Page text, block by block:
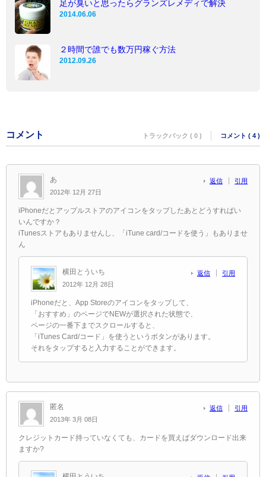
足が臭いと思ったらグランズレメディで解決
2014.06.06
２時間で誰でも数万円稼ぐ方法
2012.09.26
コメント トラックバック ( 0 ) コメント ( 4 )
あ
2012年 12月 27日
返信 引用
iPhoneだとアップルストアのアイコンをタップしたあとどうすればい
いんですか？
iTunesストアもありませんし、「iTune card/コードを使う」もありませ
ん
横田とういち
2012年 12月 28日
返信 引用
iPhoneだと、App Storeのアイコンをタップして、
「おすすめ」のページでNEWが選択された状態で、
ページの一番下までスクロールすると、
「iTunes Card/コード」を使うというボタンがあります。
それをタップすると入力することができます。
匿名
2013年 3月 08日
返信 引用
クレジットカード持っていなくても、カードを買えばダウンロード出来
ますか?